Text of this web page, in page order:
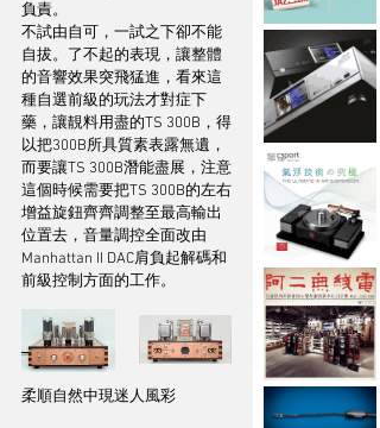
負責。
不試由自可，一試之下卻不能
自拔。了不起的表現，讓整體
的音響效果突飛猛進，看來這
種自選前級的玩法才對症下
藥，讓靚料用盡的TS 300B，得
以把300B所具質素表露無遺，
而要讓TS 300B潛能盡展，注意
這個時候需要把TS 300B的左右
增益旋鈕齊齊調整至最高輸出
位置去，音量調控全面改由
Manhattan II DAC肩負起解碼和
前級控制方面的工作。
柔順自然中現迷人風彩